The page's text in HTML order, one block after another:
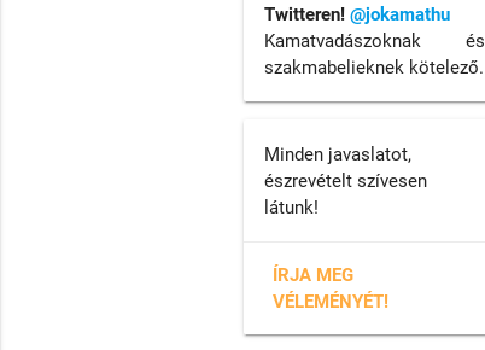
Twitteren!@jokamathu
Kamatvadászoknak és
szakmabelieknek kötelező.
Minden javaslatot,
észrevételt szívesen
látunk!
ÍRJA MEG
VÉLEMÉNYÉT!